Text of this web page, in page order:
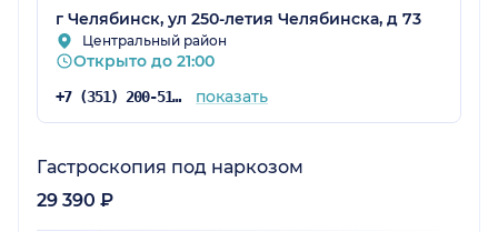
г Челябинск, ул 250-летия Челябинска, д 73
Центральный район
Открыто до 21:00
+7 (351) 200-51-58 показать
Гастроскопия под наркозом
29 390 ₽